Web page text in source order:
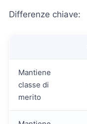
Differenze chiave:
Mantiene
classe di
merito